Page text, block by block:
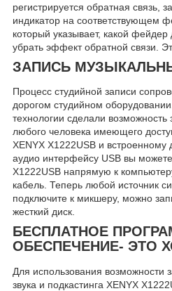
регистрируется обратная связь,
индикатор на соответствующем
который указывает, какой
убрать эффект обратной связи.
ЗАПИСЬ
Процесс студийной записи
дорогом студийном
технологии сделали возможность
любого человека имеющего
XENYX X1222USB и встроенному
аудио интерфейсу USB вы
X1222USB напрямую к
кабель. Теперь любой источник
подключите к микшеру, можно
жесткий диск.
БЕСПЛАТНОЕ
ОБЕСПЕЧЕНИЕ- ЭТО
Для использования возможности
звука и подкастинга XENYX